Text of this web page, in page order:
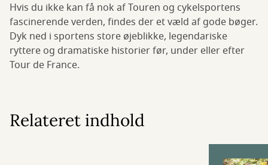
Hvis du ikke kan få nok af Touren og cykelsportens
fascinerende verden, findes der et væld af gode bøger.
Dyk ned i sportens store øjeblikke, legendariske
ryttere og dramatiske historier før, under eller efter
Tour de France.
Relateret indhold